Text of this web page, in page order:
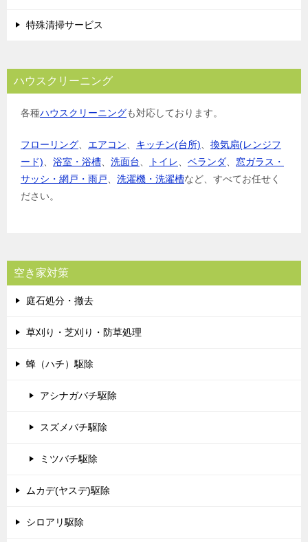
特殊清掃サービス
ハウスクリーニング
各種ハウスクリーニングも対応しております。
フローリング、 エアコン、 キッチン(台所)、 換気扇(レンジフ
ード)、 浴室・浴槽、 洗面台、 トイレ、 ベランダ、 窓ガラス・
サッシ・網戸・雨戸、 洗濯機・洗濯槽など、すべてお任せく
ださい。
空き家対策
庭石処分・撤去
草刈り・芝刈り・防草処理
蜂（ハチ）駆除
アシナガバチ駆除
スズメバチ駆除
ミツバチ駆除
ムカデ(ヤスデ)駆除
シロアリ駆除